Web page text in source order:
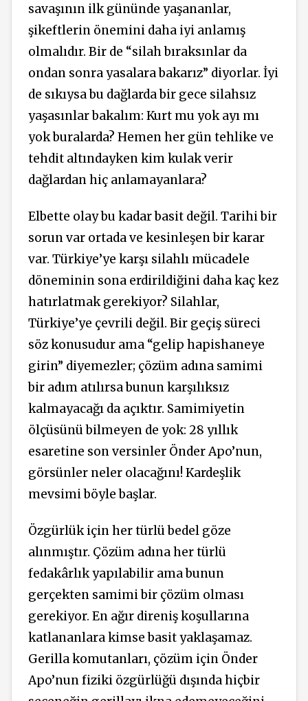
savaşının ilk gününde yaşananlar,
şikeftlerin önemini daha iyi anlamış
olmalıdır. Bir de “silah bıraksınlar da
ondan sonra yasalara bakarız” diyorlar. İyi
de sıkıysa bu dağlarda bir gece silahsız
yaşasınlar bakalım: Kurt mu yok ayı mı
yok buralarda? Hemen her gün tehlike ve
tehdit altındayken kim kulak verir
dağlardan hiç anlamayanlara?
Elbette olay bu kadar basit değil. Tarihi bir
sorun var ortada ve kesinleşen bir karar
var. Türkiye’ye karşı silahlı mücadele
döneminin sona erdirildiğini daha kaç kez
hatırlatmak gerekiyor? Silahlar,
Türkiye’ye çevrili değil. Bir geçiş süreci
söz konusudur ama “gelip hapishaneye
girin” diyemezler; çözüm adına samimi
bir adım atılırsa bunun karşılıksız
kalmayacağı da açıktır. Samimiyetin
ölçüsünü bilmeyen de yok: 28 yıllık
esaretine son versinler Önder Apo’nun,
görsünler neler olacağını! Kardeşlik
mevsimi böyle başlar.
Özgürlük için her türlü bedel göze
alınmıştır. Çözüm adına her türlü
fedakârlık yapılabilir ama bunun
gerçekten samimi bir çözüm olması
gerekiyor. En ağır direniş koşullarına
katlananlara kimse basit yaklaşamaz.
Gerilla komutanları, çözüm için Önder
Apo’nun fiziki özgürlüğü dışında hiçbir